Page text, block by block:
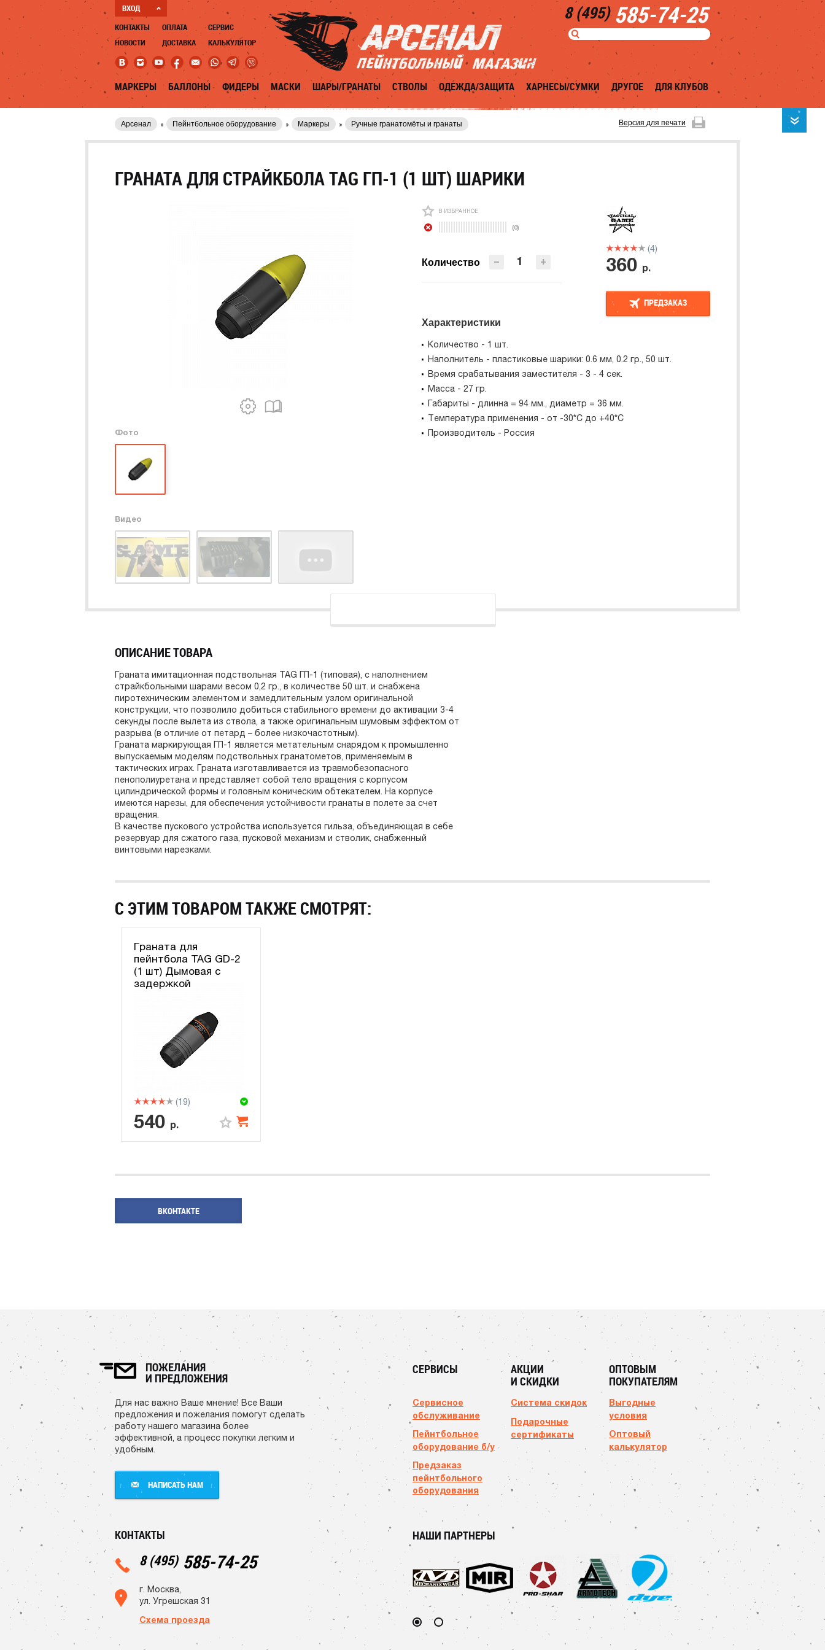
8 (495)585-74-25
ВХОД
КОНТАКТЫ
НОВОСТИ
ОПЛАТА
ДОСТАВКА
СЕРВИС
КАЛЬКУЛЯТОР
МАРКЕРЫ БАЛЛОНЫ ФИДЕРЫ МАСКИ ШАРЫ/ГРАНАТЫ СТВОЛЫ ОДЕЖДА/ЗАЩИТА ХАРНЕСЫ/СУМКИ ДРУГОЕ ДЛЯ КЛУБОВ
Арсенал Пейнтбольное оборудование Маркеры Ручные гранатомёты и гранаты Версия для печати
ГРАНАТА ДЛЯ СТРАЙКБОЛА TAG ГП-1 (1 ШТ) ШАРИКИ
Фото
Видео
(4)
360 р.
ПРЕДЗАКАЗ
В ИЗБРАННОЕ
(0)
Количество +
−
Характеристики
Количество - 1 шт.
Наполнитель - пластиковые шарики: 0.6 мм, 0.2 гр., 50 шт.
Время срабатывания заместителя - 3 - 4 сек.
Масса - 27 гр.
Габариты - длинна = 94 мм., диаметр = 36 мм.
Температура применения - от -30*C до +40*C
Производитель - Россия
ОПИСАНИЕ ТОВАРА
Граната имитационная подствольная TAG ГП-1 (типовая), с наполнением
страйкбольными шарами весом 0,2 гр., в количестве 50 шт. и снабжена
пиротехническим элементом и замедлительным узлом оригинальной
конструкции, что позволило добиться стабильного времени до активации 3-4
секунды после вылета из ствола, а также оригинальным шумовым эффектом от
разрыва (в отличие от петард – более низкочастотным).
Граната маркирующая ГП-1 является метательным снарядом к промышленно
выпускаемым моделям подствольных гранатометов, применяемым в
тактических играх. Граната изготавливается из травмобезопасного
пенополиуретана и представляет собой тело вращения с корпусом
цилиндрической формы и головным коническим обтекателем. На корпусе
имеются нарезы, для обеспечения устойчивости гранаты в полете за счет
вращения.
В качестве пускового устройства используется гильза, объединяющая в себе
резервуар для сжатого газа, пусковой механизм и стволик, снабженный
винтовыми нарезками.
С ЭТИМ ТОВАРОМ ТАКЖЕ СМОТРЯТ:
Граната для
пейнтбола TAG GD-2
(1 шт) Дымовая с
задержкой
(19)
540 р.
ВКОНТАКТЕ
СЕРВИСЫ
Сервисное
обслуживание
Пейнтбольное
оборудование б/у
Предзаказ
пейнтбольного
оборудования
АКЦИИ
И СКИДКИ
Система скидок
Подарочные
сертификаты
ОПТОВЫМ
ПОКУПАТЕЛЯМ
Выгодные
условия
Оптовый
калькулятор
ПОЖЕЛАНИЯ
И ПРЕДЛОЖЕНИЯ
Для нас важно Ваше мнение! Все Ваши
предложения и пожелания помогут сделать
работу нашего магазина более
эффективной, а процесс покупки легким и
удобным.
НАПИСАТЬ НАМ
НАШИ ПАРТНЕРЫ
КОНТАКТЫ
8 (495) 585-74-25
г. Москва,
ул. Угрешская 31
Схема проезда